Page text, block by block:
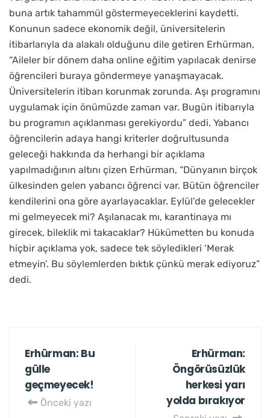
buna artık tahammül göstermeyeceklerini kaydetti.
Konunun sadece ekonomik değil, üniversitelerin
itibarlarıyla da alakalı olduğunu dile getiren Erhürman,
“Aileler bir dönem daha online eğitim yapılacak denirse
öğrencileri buraya göndermeye yanaşmayacak.
Üniversitelerin itibarı korunmak zorunda. Aşı programını
uygulamak için önümüzde zaman var. Bugün itibarıyla
bu programın açıklanması gerekiyordu” dedi. Yabancı
öğrencilerin adaya hangi kriterler doğrultusunda
geleceği hakkında da herhangi bir açıklama
yapılmadığının altını çizen Erhürman, “Dünyanın birçok
ülkesinden gelen yabancı öğrenci var. Bütün öğrenciler
kendilerini ona göre ayarlayacaklar. Eylül’de gelecekler
mi gelmeyecek mi? Aşılanacak mı, karantinaya mı
girecek, bileklik mi takacaklar? Hükümetten bu konuda
hiçbir açıklama yok, sadece tek söyledikleri ‘Merak
etmeyin’. Bu söylemlerden bıktık çünkü merak ediyoruz”
dedi.
Erhürman: Bu
gülle
geçmeyecek!
Önceki yazı
Erhürman:
Öngörüsüzlük
herkesi yarı
yolda bırakıyor